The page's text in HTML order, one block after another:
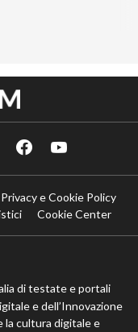
Privacy e Cookie Policy
Cookie Center
di testate e portali
e dell’Innovazione
la cultura digitale e